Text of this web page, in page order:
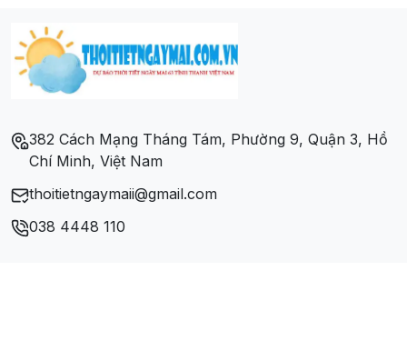
382 Cách Mạng Tháng Tám, Phường 9, Quận 3, Hồ
Chí Minh, Việt Nam
thoitietngaymaii@gmail.com
038 4448 110